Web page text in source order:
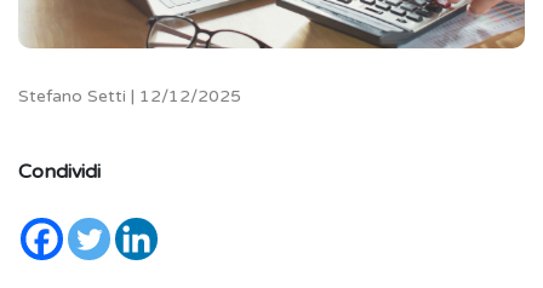
Stefano Setti | 12/12/2025
Condividi